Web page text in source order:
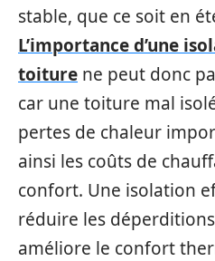
stable, que ce soit en
L’importance d’une
toiture ne peut donc
car une toiture mal
pertes de chaleur
ainsi les coûts de
confort. Une isolation
réduire les
améliore le confort